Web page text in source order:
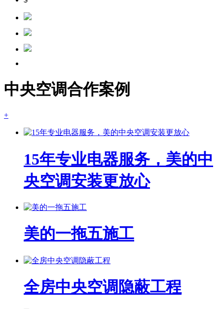
中央空调合作案例
+
15年专业电器服务，美的中
央空调安装更放心
美的一拖五施工
全房中央空调隐蔽工程